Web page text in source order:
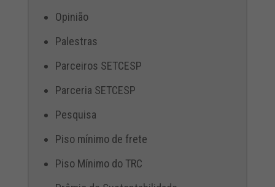
Opinião
Palestras
Parceiros SETCESP
Parceria SETCESP
Pesquisa
Piso mínimo de frete
Piso Mínimo do TRC